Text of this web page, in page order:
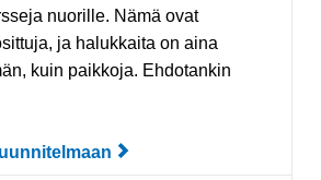
nuorille. Nämä ovat
ja halukkaita on aina
kuin paikkoja. Ehdotankin